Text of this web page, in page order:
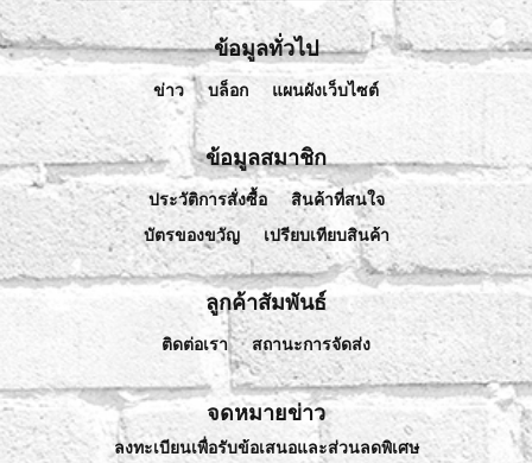
ข้อมูลทั่วไป
ข่าว บล็อก แผนผังเว็บไซต์
ข้อมูลสมาชิก
ประวัติการสั่งซื้อ
สินค้าที่สนใจ
บัตรของขวัญ
เปรียบเทียบสินค้า
ลูกค้าสัมพันธ์
ติดต่อเรา สถานะการจัดส่ง
จดหมายข่าว
ลงทะเบียนเพื่อรับข้อเสนอและส่วนลดพิเศษ